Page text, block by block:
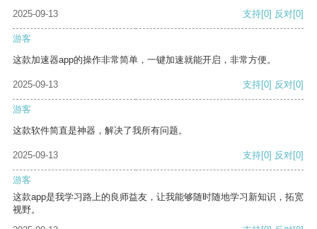
2025-09-13
支持[0] 反对[0]
游客
这款加速器app的操作非常简单，一键加速就能开启，非常方便。
2025-09-13 支持[0] 反对[0]
游客
这款软件简直是神器，解决了我所有问题。
2025-09-13 支持[0] 反对[0]
游客
这款app是我学习路上的良师益友，让我能够随时随地学习新知识，拓宽
视野。